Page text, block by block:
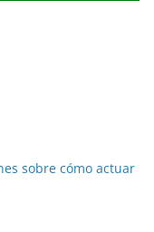
sobre cómo actuar